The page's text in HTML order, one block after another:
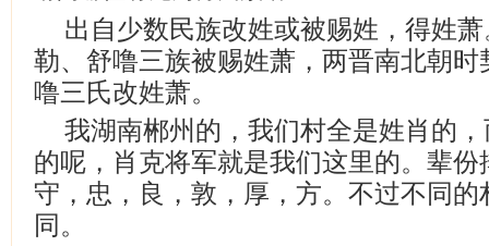
出自少数民族改姓或被赐姓，得姓
勒、舒噜三族被赐姓萧，两晋南北朝
噜三氏改姓萧。
我湖南郴州的，我们村全是姓肖的
的呢，肖克将军就是我们这里的。辈
守，忠，良，敦，厚，方。不过不同
同。